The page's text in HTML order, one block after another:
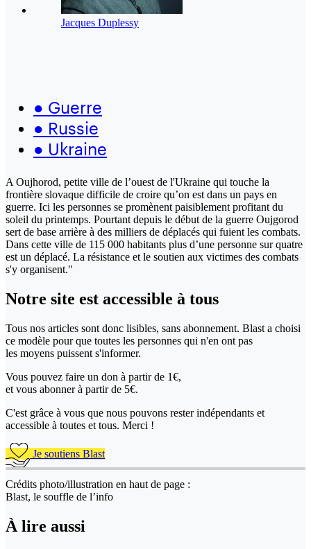
Jacques Duplessy
● Guerre
● Russie
● Ukraine
A Oujhorod, petite ville de l’ouest de l'Ukraine qui touche la
frontière slovaque difficile de croire qu’on est dans un pays en
guerre. Ici les personnes se promènent paisiblement profitant du
soleil du printemps. Pourtant depuis le début de la guerre Oujgorod
sert de base arrière à des milliers de déplacés qui fuient les combats.
Dans cette ville de 115 000 habitants plus d’une personne sur quatre
est un déplacé. La résistance et le soutien aux victimes des combats
s'y organisent."
Notre site est accessible à tous
Tous nos articles sont donc lisibles, sans abonnement. Blast a choisi
ce modèle pour que toutes les personnes qui n'en ont pas
les moyens puissent s'informer.
Vous pouvez faire un don à partir de 1€,
et vous abonner à partir de 5€.
C'est grâce à vous que nous pouvons rester indépendants et
accessible à toutes et tous. Merci !
Je soutiens Blast
Crédits photo/illustration en haut de page :
Blast, le souffle de l’info
À lire aussi